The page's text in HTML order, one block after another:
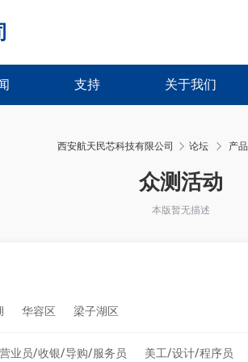
支持 关于我们
西安航天民芯科技有限公司 论坛
›
产品
众测活动
本版暂无描述
华容区 梁子湖区
营业员/收银/导购/服务员 美工/设计/程序员